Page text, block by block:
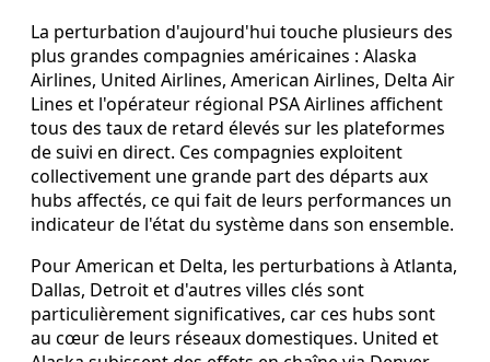
La perturbation d'aujourd'hui touche plusieurs des
plus grandes compagnies américaines : Alaska
Airlines, United Airlines, American Airlines, Delta Air
Lines et l'opérateur régional PSA Airlines affichent
tous des taux de retard élevés sur les plateformes
de suivi en direct. Ces compagnies exploitent
collectivement une grande part des départs aux
hubs affectés, ce qui fait de leurs performances un
indicateur de l'état du système dans son ensemble.
Pour American et Delta, les perturbations à Atlanta,
Dallas, Detroit et d'autres villes clés sont
particulièrement significatives, car ces hubs sont
au cœur de leurs réseaux domestiques. United et